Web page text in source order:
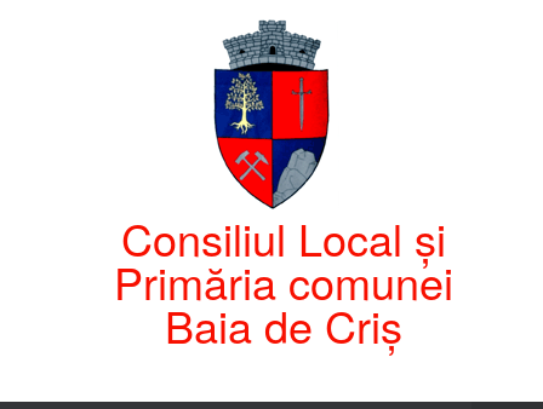
Consiliul Local și
Primăria comunei
Baia de Criș